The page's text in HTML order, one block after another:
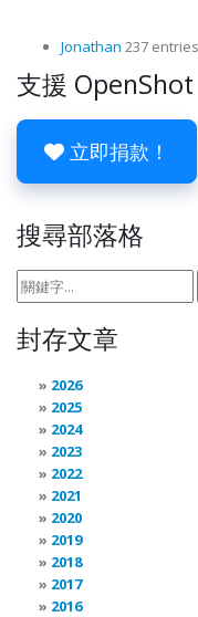
Jonathan 237 entries
支援 OpenShot
立即捐款！
搜尋部落格
封存文章
2026
2025
2024
2023
2022
2021
2020
2019
2018
2017
2016